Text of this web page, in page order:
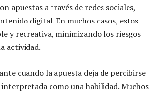
apuestas a través de redes sociales,
digital. En muchos casos, estos
y recreativa, minimizando los riesgos
actividad.
cuando la apuesta deja de percibirse
como una habilidad. Muchos